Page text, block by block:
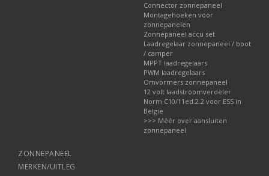
Connector zonnepaneel
Montagehoeken voor
zonnepanelen
Zonnepaneel accu set
Laadregelaar zonnepaneel / boot
/ camper
MPPT laadregelaars
PWM laadregelaars
Omvormers zonnepaneel
12 volt laadstroomverdeler
Norm C10/11ed.2.2 voor ESS in
België
>>> Méér over aansluiten
zonnepaneel
ZONNEPANEEL
MERKEN/UITLEG